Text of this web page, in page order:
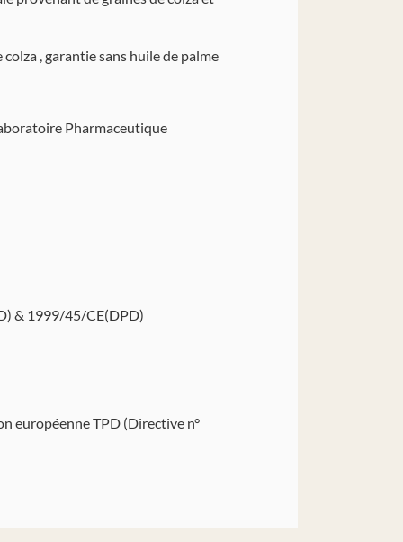
, garantie sans huile de palme
Pharmaceutique
& 1999/45/CE(DPD)
européenne TPD (Directive n°